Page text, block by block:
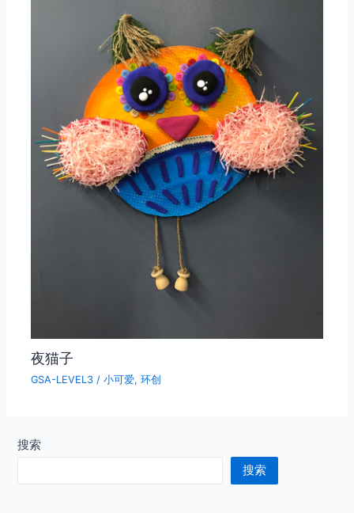
夜猫子
GSA-LEVEL3 /小可爱,环创
搜索
搜索